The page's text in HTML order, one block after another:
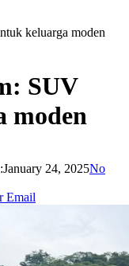
keluarga moden
SUV
moden
January 24, 2025No
Email